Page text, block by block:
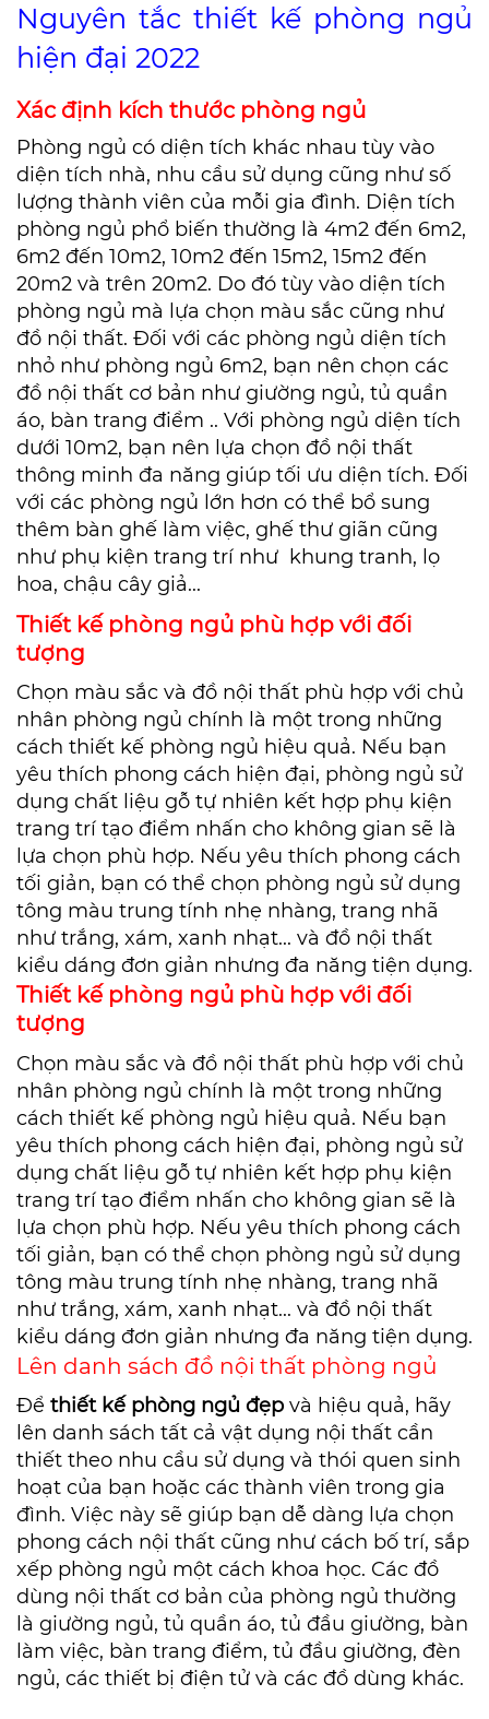
Nguyên tắc thiết kế phòng ngủ
hiện đại 2022
Xác định kích thước phòng ngủ
Phòng ngủ có diện tích khác nhau tùy vào
diện tích nhà, nhu cầu sử dụng cũng như số
lượng thành viên của mỗi gia đình. Diện tích
phòng ngủ phổ biến thường là 4m2 đến 6m2,
6m2 đến 10m2, 10m2 đến 15m2, 15m2 đến
20m2 và trên 20m2. Do đó tùy vào diện tích
phòng ngủ mà lựa chọn màu sắc cũng như
đồ nội thất. Đối với các phòng ngủ diện tích
nhỏ như phòng ngủ 6m2, bạn nên chọn các
đồ nội thất cơ bản như giường ngủ, tủ quần
áo, bàn trang điểm .. Với phòng ngủ diện tích
dưới 10m2, bạn nên lựa chọn đồ nội thất
thông minh đa năng giúp tối ưu diện tích. Đối
với các phòng ngủ lớn hơn có thể bổ sung
thêm bàn ghế làm việc, ghế thư giãn cũng
như phụ kiện trang trí như khung tranh, lọ
hoa, chậu cây giả...
Thiết kế phòng ngủ phù hợp với đối
tượng
Chọn màu sắc và đồ nội thất phù hợp với chủ
nhân phòng ngủ chính là một trong những
cách thiết kế phòng ngủ hiệu quả. Nếu bạn
yêu thích phong cách hiện đại, phòng ngủ sử
dụng chất liệu gỗ tự nhiên kết hợp phụ kiện
trang trí tạo điểm nhấn cho không gian sẽ là
lựa chọn phù hợp. Nếu yêu thích phong cách
tối giản, bạn có thể chọn phòng ngủ sử dụng
tông màu trung tính nhẹ nhàng, trang nhã
như trắng, xám, xanh nhạt... và đồ nội thất
kiểu dáng đơn giản nhưng đa năng tiện dụng.
Thiết kế phòng ngủ phù hợp với đối
tượng
Chọn màu sắc và đồ nội thất phù hợp với chủ
nhân phòng ngủ chính là một trong những
cách thiết kế phòng ngủ hiệu quả. Nếu bạn
yêu thích phong cách hiện đại, phòng ngủ sử
dụng chất liệu gỗ tự nhiên kết hợp phụ kiện
trang trí tạo điểm nhấn cho không gian sẽ là
lựa chọn phù hợp. Nếu yêu thích phong cách
tối giản, bạn có thể chọn phòng ngủ sử dụng
tông màu trung tính nhẹ nhàng, trang nhã
như trắng, xám, xanh nhạt... và đồ nội thất
kiểu dáng đơn giản nhưng đa năng tiện dụng.
Lên danh sách đồ nội thất phòng ngủ
Để thiết kế phòng ngủ đẹpvà hiệu quả, hãy
lên danh sách tất cả vật dụng nội thất cần
thiết theo nhu cầu sử dụng và thói quen sinh
hoạt của bạn hoặc các thành viên trong gia
đình. Việc này sẽ giúp bạn dễ dàng lựa chọn
phong cách nội thất cũng như cách bố trí, sắp
xếp phòng ngủ một cách khoa học. Các đồ
dùng nội thất cơ bản của phòng ngủ thường
là giường ngủ, tủ quần áo, tủ đầu giường, bàn
làm việc, bàn trang điểm, tủ đầu giường, đèn
ngủ, các thiết bị điện tử và các đồ dùng khác.